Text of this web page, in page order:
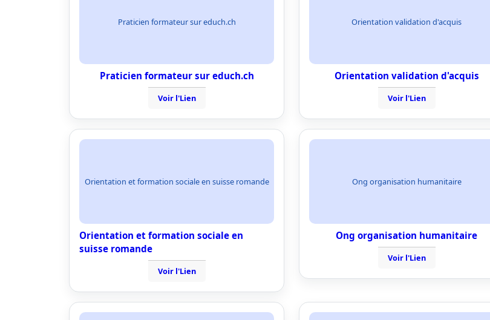
Praticien formateur sur educh.ch
Praticien formateur sur educh.ch
Voir l'Lien
Orientation validation d'acquis
Orientation validation d'acquis
Voir l'Lien
Orientation et formation sociale en suisse romande
Orientation et formation sociale en
suisse romande
Voir l'Lien
Ong organisation humanitaire
Ong organisation humanitaire
Voir l'Lien